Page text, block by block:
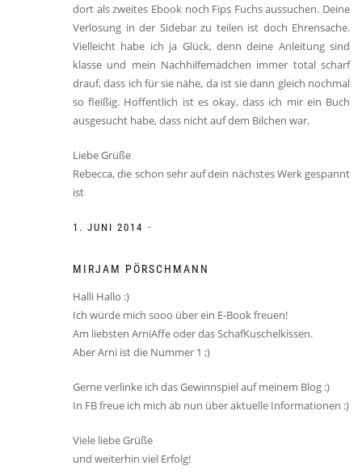
dort als zweites Ebook noch Fips Fuchs aussuchen. Deine
Verlosung in der Sidebar zu teilen ist doch Ehrensache.
Vielleicht habe ich ja Glück, denn deine Anleitung sind
klasse und mein Nachhilfemädchen immer total scharf
drauf, dass ich für sie nähe, da ist sie dann gleich nochmal
so fleißig. Hoffentlich ist es okay, dass ich mir ein Buch
ausgesucht habe, dass nicht auf dem Bilchen war.
Liebe Grüße
Rebecca, die schon sehr auf dein nächstes Werk gespannt
ist
1. JUNI 2014 -
MIRJAM PÖRSCHMANN
Halli Hallo :)
Ich würde mich sooo über ein E-Book freuen!
Am liebsten ArniAffe oder das SchafKuschelkissen.
Aber Arni ist die Nummer 1 ;)
Gerne verlinke ich das Gewinnspiel auf meinem Blog :)
In FB freue ich mich ab nun über aktuelle Informationen :)
Viele liebe Grüße
und weiterhin viel Erfolg!